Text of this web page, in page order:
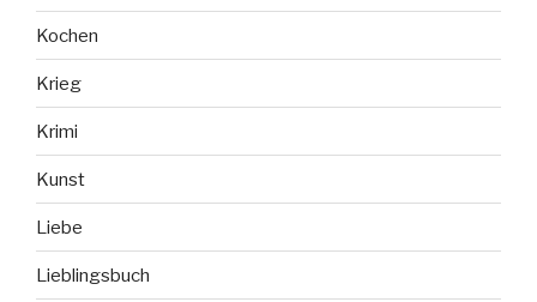
Kochen
Krieg
Krimi
Kunst
Liebe
Lieblingsbuch